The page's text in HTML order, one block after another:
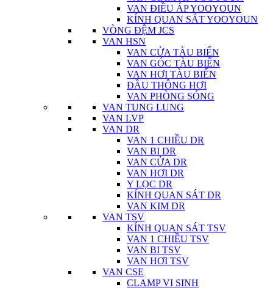
VAN ĐIỀU ÁP YOOYOUN
KÍNH QUAN SÁT YOOYOUN
VÒNG ĐỆM JCS
VAN HSN
VAN CỬA TÀU BIỂN
VAN GÓC TÀU BIỂN
VAN HƠI TÀU BIỂN
ĐẦU THÔNG HƠI
VAN PHÒNG SÓNG
VAN TUNG LUNG
VAN LVP
VAN DR
VAN 1 CHIỀU DR
VAN BI DR
VAN CỬA DR
VAN HƠI DR
Y LỌC DR
KÍNH QUAN SÁT DR
VAN KIM DR
VAN TSV
KÍNH QUAN SÁT TSV
VAN 1 CHIỀU TSV
VAN BI TSV
VAN HƠI TSV
VAN CSE
CLAMP VI SINH